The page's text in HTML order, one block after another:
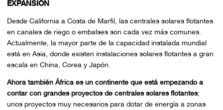
EXPANSIÓN
Desde California a Costa de Marfil, las centrales solares flotantes
en canales de riego o embalses son cada vez más comunes.
Actualmente, la mayor parte de la capacidad instalada mundial
está en Asia, donde existen instalaciones solares flotantes a gran
escala en China, Corea y Japón.
Ahora también África es un continente que está empezando a
contar con grandes proyectos de centrales solares flotantes;
unos proyectos muy necesarios para dotar de energía a zonas